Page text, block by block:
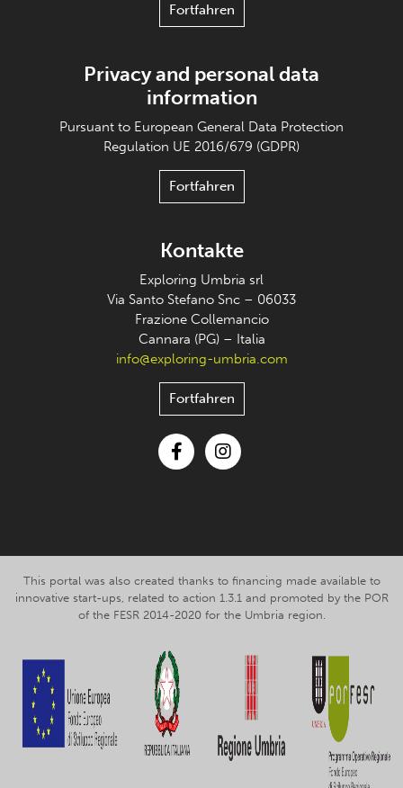
Fortfahren
Privacy and personal data
information
Pursuant to European General Data Protection
Regulation UE 2016/679 (GDPR)
Fortfahren
Kontakte
Exploring Umbria srl
Via Santo Stefano Snc – 06033
Frazione Collemancio
Cannara (PG) – Italia
info@exploring-umbria.com
Fortfahren
This portal was also created thanks to financing made available to
innovative start-ups, related to action 1.3.1 and promoted by the POR
of the FESR 2014-2020 for the Umbria region.